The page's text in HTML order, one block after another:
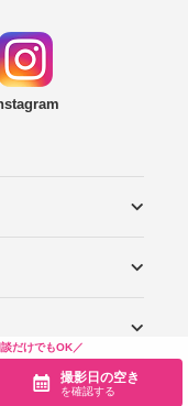
だけでもOK／
撮影日の空き
を確認する